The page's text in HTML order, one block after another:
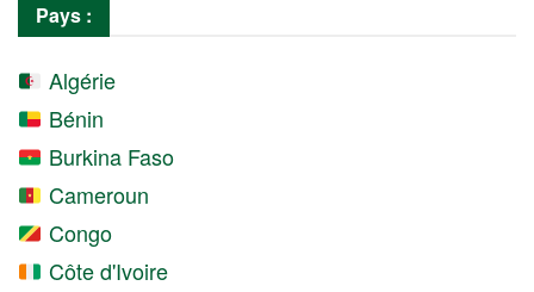
Pays :
Algérie
Bénin
Burkina Faso
Cameroun
Congo
Côte d'Ivoire